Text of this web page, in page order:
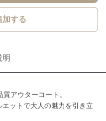
加する
明
アウターコート。
ットで大人の魅力を引き立